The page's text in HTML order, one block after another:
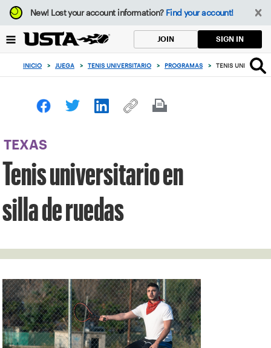
Enfoque
desde
botón
volver
principio
New!Lost your account information? Find your account!
JOIN SIGN IN
INICIO > JUEGA > TENIS UNIVERSITARIO > PROGRAMAS > TENIS
TEXAS
Tenis universitario en
silla de ruedas